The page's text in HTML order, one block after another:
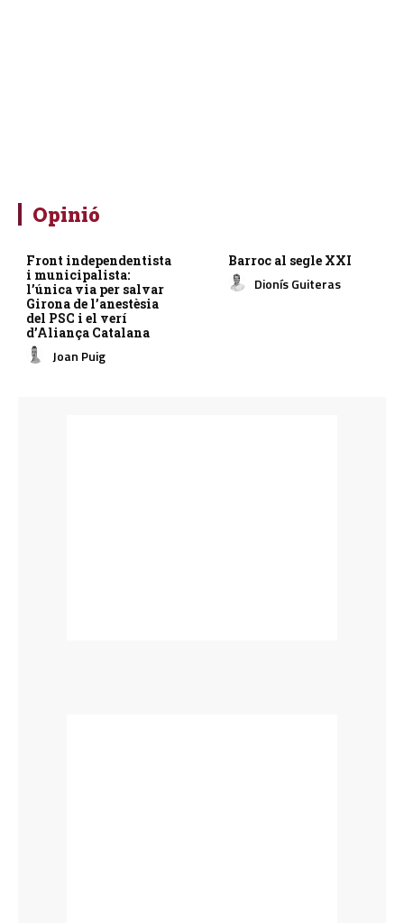
Opinió
Front independentista
i municipalista:
l’única via per salvar
Girona de l’anestèsia
del PSC i el verí
d’Aliança Catalana
Joan Puig
Barroc al segle XXI
Dionís Guiteras